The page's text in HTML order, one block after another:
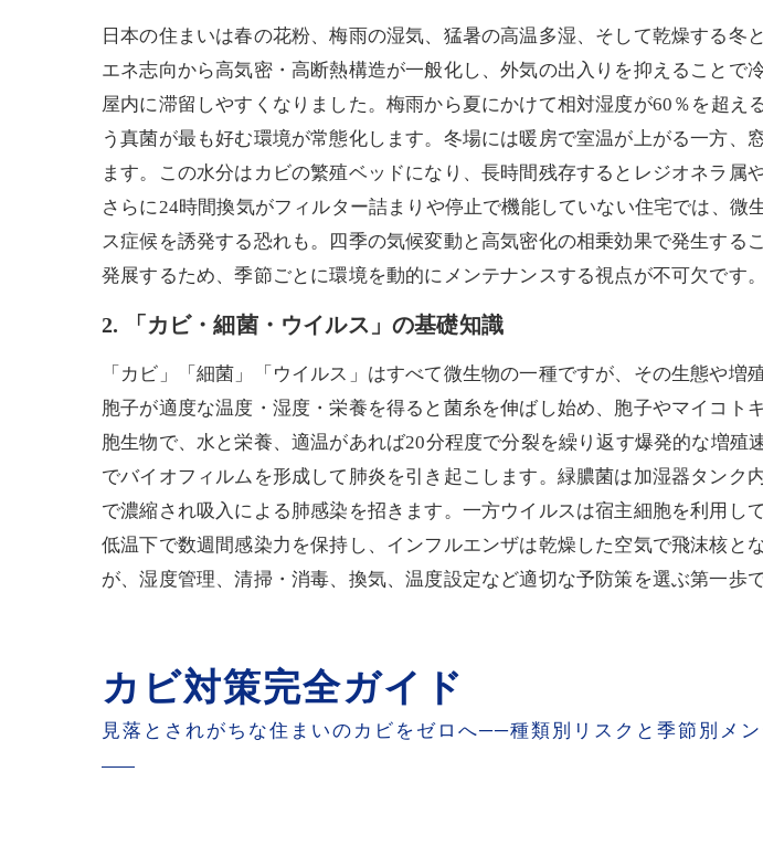
日本の住まいは春の花粉、梅雨の湿気、猛暑の高温多湿、そして乾燥する
エネ志向から高気密・高断熱構造が一般化し、外気の出入りを抑えること
屋内に滞留しやすくなりました。梅雨から夏にかけて相対湿度が60％を超
う真菌が最も好む環境が常態化します。冬場には暖房で室温が上がる一方
ます。この水分はカビの繁殖ベッドになり、長時間残存するとレジオネラ属
さらに24時間換気がフィルター詰まりや停止で機能していない住宅では、
ス症候を誘発する恐れも。四季の気候変動と高気密化の相乗効果で発生す
発展するため、季節ごとに環境を動的にメンテナンスする視点が不可欠です。
2. 「カビ・細菌・ウイルス」の基礎知識
「カビ」「細菌」「ウイルス」はすべて微生物の一種ですが、その生態や
胞子が適度な温度・湿度・栄養を得ると菌糸を伸ばし始め、胞子やマイコ
胞生物で、水と栄養、適温があれば20分程度で分裂を繰り返す爆発的な増
でバイオフィルムを形成して肺炎を引き起こします。緑膿菌は加湿器タン
で濃縮され吸入による肺感染を招きます。一方ウイルスは宿主細胞を利用
低温下で数週間感染力を保持し、インフルエンザは乾燥した空気で飛沫核
が、湿度管理、清掃・消毒、換気、温度設定など適切な予防策を選ぶ第一歩で
カビ対策完全ガイド
見落とされがちな住まいのカビをゼロへ──種類別リスクと季節別メ